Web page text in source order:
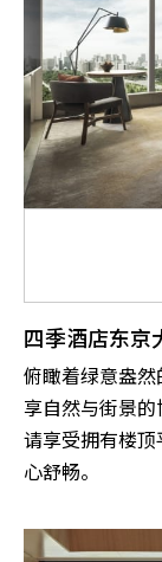
四季酒店东京
俯瞰着绿意盎然
享自然与街景的
请享受拥有楼顶
心舒畅。